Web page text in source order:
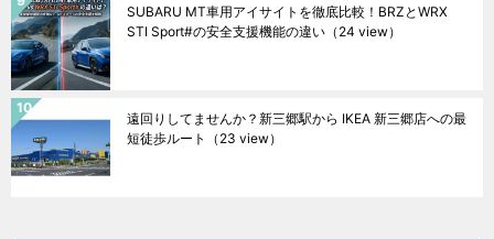
SUBARU MT車用アイサイトを徹底比較！BRZとWRX
STI Sport#の安全支援機能の違い （24 view）
遠回りしてませんか？新三郷駅から IKEA 新三郷店への最
短徒歩ルート
（23 view）